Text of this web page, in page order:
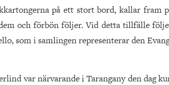
på ett stort bord, kallar fram
och förbön följer. Vid detta tillfälle
som i samlingen representerar den
var närvarande i Tarangany den dag